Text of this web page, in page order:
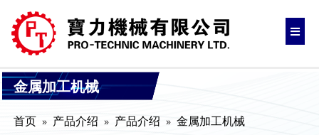
金属加工机械
首页 产品介绍 产品介绍 金属加工机械